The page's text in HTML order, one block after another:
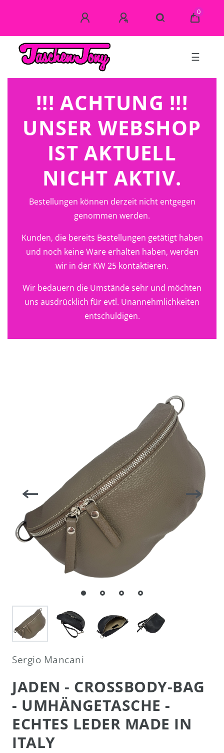
0
☰
!!! ACHTUNG !!!
UNSER WEBSHOP
IST AKTUELL
NICHT AKTIV.
Bestellungen können derzeit nicht entgegen
genommen werden.
Kunden, die bereits Bestellungen getätigt haben
und noch keine Ware erhalten haben, werden
wir in der KW 25 kontaktieren.
Wir bedauern die Umstände sehr und möchten
uns ausdrücklich für evtl. Unannehmlichkeiten
entschuldigen.
Sergio Mancani
JADEN - CROSSBODY-BAG
- UMHÄNGETASCHE -
ECHTES LEDER MADE IN
ITALY